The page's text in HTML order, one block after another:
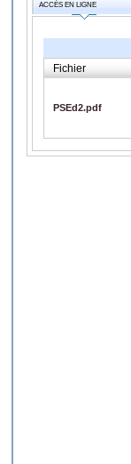
ACCÈS EN LIGNE
Fichier
PSEd2.pdf